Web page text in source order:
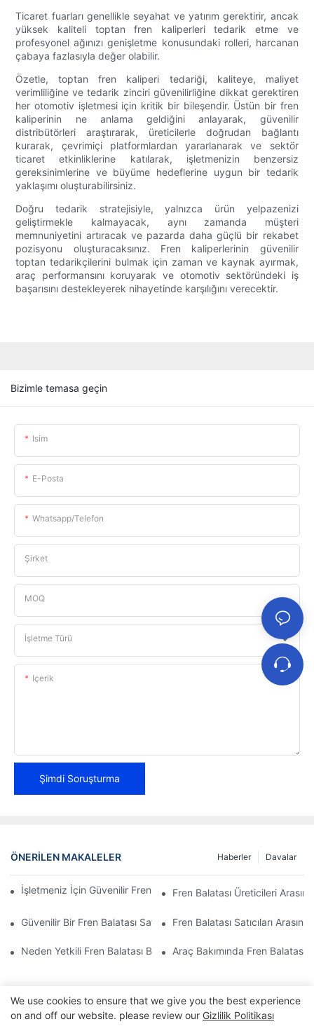
Ticaret fuarları genellikle seyahat ve yatırım gerektirir, ancak
yüksek kaliteli toptan fren kaliperleri tedarik etme ve
profesyonel ağınızı genişletme konusundaki rolleri, harcanan
çabaya fazlasıyla değer olabilir.
Özetle, toptan fren kaliperi tedariği, kaliteye, maliyet
verimliliğine ve tedarik zinciri güvenilirliğine dikkat gerektiren
her otomotiv işletmesi için kritik bir bileşendir. Üstün bir fren
kaliperinin ne anlama geldiğini anlayarak, güvenilir
distribütörleri araştırarak, üreticilerle doğrudan bağlantı
kurarak, çevrimiçi platformlardan yararlanarak ve sektör
ticaret etkinliklerine katılarak, işletmenizin benzersiz
gereksinimlerine ve büyüme hedeflerine uygun bir tedarik
yaklaşımı oluşturabilirsiniz.
Doğru tedarik stratejisiyle, yalnızca ürün yelpazenizi
geliştirmekle kalmayacak, aynı zamanda müşteri
memnuniyetini artıracak ve pazarda daha güçlü bir rekabet
pozisyonu oluşturacaksınız. Fren kaliperlerinin güvenilir
toptan tedarikçilerini bulmak için zaman ve kaynak ayırmak,
araç performansını koruyarak ve otomotiv sektöründeki iş
başarısını destekleyerek nihayetinde karşılığını verecektir.
Bizimle temasa geçin
Isim
E-Posta
Whatsapp/telefon
Şirket
MOQ
İşletme Türü
Içerik
Şimdi Soruşturma
ÖNERILEN MAKALELER Davalar
Haberler
İşletmeniz İçin Güvenilir Fren Balatası Distribütörleri Bulmak
Fren Balatası Üreticileri
Güvenilir Bir Fren Balatası Satıcısının En Önemli Özellikleri
Fren Balatası Satıcıları
Neden Yetkili Fren Balatası Bayisini Seçmelisiniz?
Araç Bakımında Fren Balatası
We use cookies to ensure that we give you the best experience
on and off our website. please review our Gizlilik Politikası